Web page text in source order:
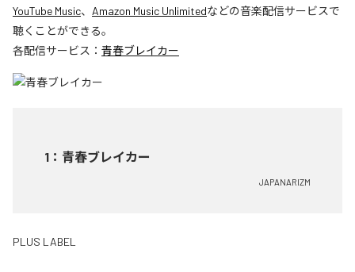
YouTube Music、 Amazon Music Unlimitedなどの音楽配信サービスで
聴くことができる。
各配信サービス： 青春ブレイカー
1 ： 青春ブレイカー
JAPANARIZM
PLUS LABEL